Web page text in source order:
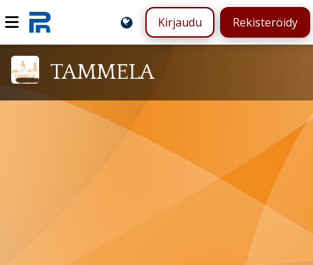
Kirjaudu Rekisteröidy
TAMMELA